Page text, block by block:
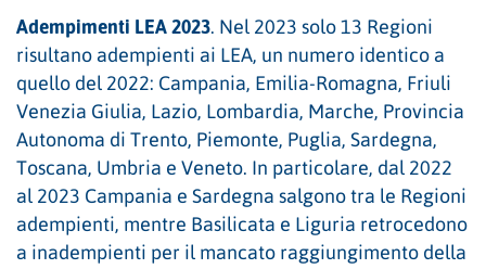
Adempimenti LEA 2023. Nel 2023 solo 13 Regioni
risultano adempienti ai LEA, un numero identico a
quello del 2022: Campania, Emilia-Romagna, Friuli
Venezia Giulia, Lazio, Lombardia, Marche, Provincia
Autonoma di Trento, Piemonte, Puglia, Sardegna,
Toscana, Umbria e Veneto. In particolare, dal 2022
al 2023 Campania e Sardegna salgono tra le Regioni
adempienti, mentre Basilicata e Liguria retrocedono
a inadempienti per il mancato raggiungimento della